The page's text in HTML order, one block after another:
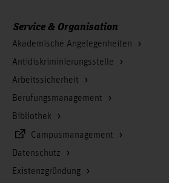
Service & Organisation
Akademische Angelegenheiten
Antidiskriminierungsstelle
Arbeitssicherheit
Berufungsmanagement
Bibliothek
Campusmanagement
Datenschutz
Existenzgründung